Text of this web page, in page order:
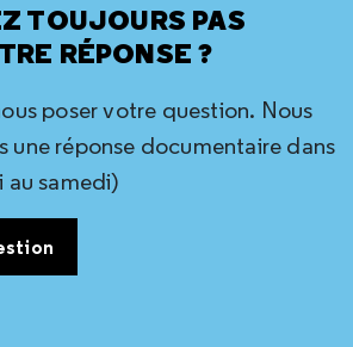
TOUJOURS PAS
RÉPONSE ?
poser votre question. Nous
une réponse documentaire dans
au samedi)